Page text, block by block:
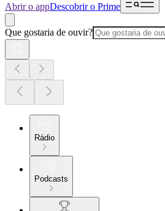
Abrir o appDescobrir o Prime
Que gostaria de ouvir?
Rádio
Podcasts